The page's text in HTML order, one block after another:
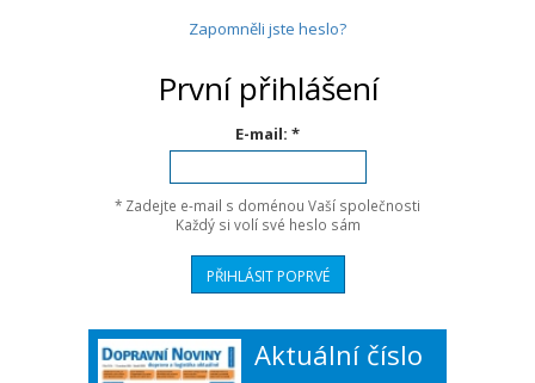
Zapomněli jste heslo?
První přihlášení
E-mail: *
* Zadejte e-mail s doménou Vaší společnosti
Každý si volí své heslo sám
Aktuální číslo